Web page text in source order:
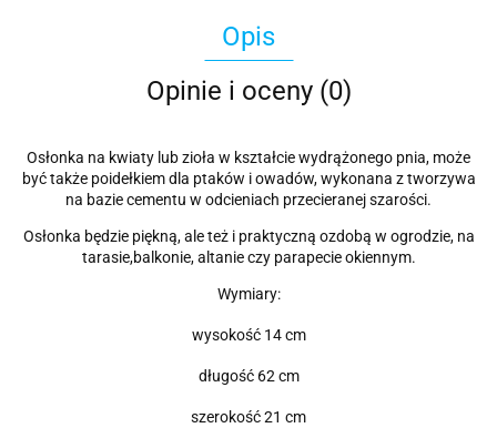
Opis
Opinie i oceny (0)
Osłonka na kwiaty lub zioła w kształcie wydrążonego pnia, może
być także poidełkiem dla ptaków i owadów, wykonana z tworzywa
na bazie cementu w odcieniach przecieranej szarości.
Osłonka będzie piękną, ale też i praktyczną ozdobą w ogrodzie, na
tarasie,balkonie, altanie czy parapecie okiennym.
Wymiary:
wysokość 14 cm
długość 62 cm
szerokość 21 cm